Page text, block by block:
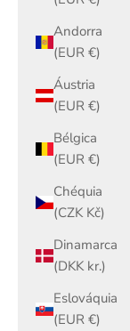
Andorra
(EUR €)
Áustria
(EUR €)
Bélgica
(EUR €)
Chéquia
(CZK Kč)
Dinamarca
(DKK kr.)
Eslováquia
(EUR €)